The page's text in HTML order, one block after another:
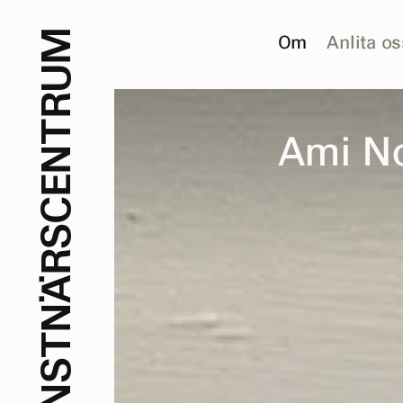
Om Anlita
S
T
N
Ä
R
S
C
E
N
T
R
U
M
Ami N